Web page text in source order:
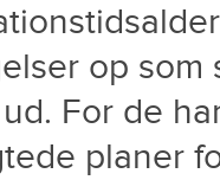
op som
For de
planer